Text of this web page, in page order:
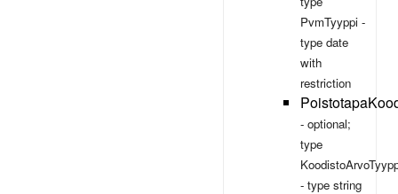
PvmTyyppi -
type date
with
restriction
- optional;
type
- type string